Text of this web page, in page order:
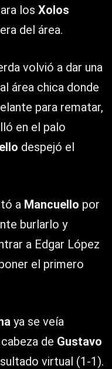
los Xolos
del área.
volvió a dar una
área chica donde
para rematar,
en el palo
despejó el
a Mancuello por
burlarlo y
a Edgar López
el primero
ya se veía
de Gustavo
virtual (1-1).